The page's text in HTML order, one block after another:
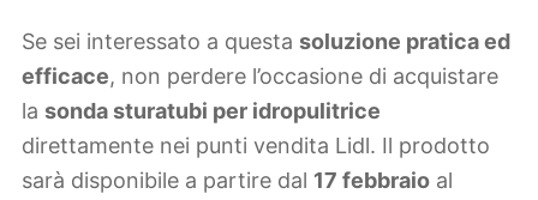
Se sei interessato a questa soluzione pratica ed
efficace, non perdere l’occasione di acquistare
la sonda sturatubi per idropulitrice
direttamente nei punti vendita Lidl. Il prodotto
sarà disponibile a partire dal 17 febbraio al